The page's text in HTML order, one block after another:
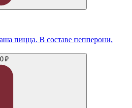
пицца. В составе пепперони,
₽